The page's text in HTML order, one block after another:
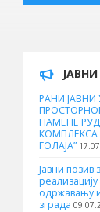
РАНИ ЈАВНИ
НАМЕНЕ
КОМПЛЕКСА
ГОЛАЈА”
Јавни позив
одржавању
зграда